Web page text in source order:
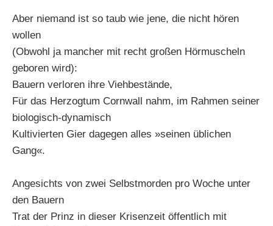
Aber niemand ist so taub wie jene, die nicht hören
wollen
(Obwohl ja mancher mit recht großen Hörmuscheln
geboren wird):
Bauern verloren ihre Viehbestände,
Für das Herzogtum Cornwall nahm, im Rahmen seiner
biologisch-dynamisch
Kultivierten Gier dagegen alles »seinen üblichen
Gang«.
Angesichts von zwei Selbstmorden pro Woche unter
den Bauern
Trat der Prinz in dieser Krisenzeit öffentlich mit